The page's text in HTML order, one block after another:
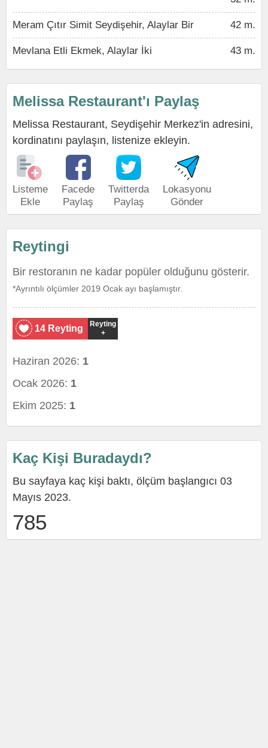
Meram Çıtır Simit Seydişehir, Alaylar Bir 42 m.
Mevlana Etli Ekmek, Alaylar İki 43 m.
Melissa Restaurant'ı Paylaş
Melissa Restaurant, Seydişehir Merkez'in adresini,
kordinatını paylaşın, listenize ekleyin.
Listeme
Ekle
Facede
Paylaş
Twitterda
Paylaş
Lokasyonu
Gönder
Reytingi
Bir restoranın ne kadar popüler olduğunu gösterir.
*Ayrıntılı ölçümler 2019 Ocak ayı başlamıştır.
14 Reyting
Reyting
+
Haziran 2026: 1
Ocak 2026: 1
Ekim 2025: 1
Kaç Kişi Buradaydı?
Bu sayfaya kaç kişi baktı, ölçüm başlangıcı 03
Mayıs 2023.
785